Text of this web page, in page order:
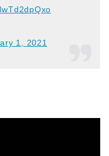
1, 2021